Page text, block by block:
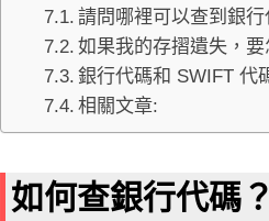
請問哪裡可以查到銀行
如果我的存摺遺失，
銀行代碼和 SWIFT 代
相關文章:
如何查銀行代碼